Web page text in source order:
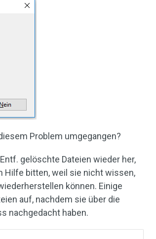
Problem umgegangen?
gelöschte Dateien wieder her,
Hilfe bitten, weil sie nicht wissen,
können. Einige
auf, nachdem sie über die
nachgedacht haben.